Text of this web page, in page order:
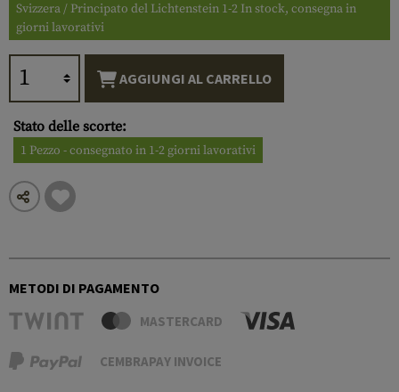
Svizzera / Principato del Lichtenstein 1-2 In stock, consegna in
giorni lavorativi
AGGIUNGI AL CARRELLO
Stato delle scorte:
1 Pezzo - consegnato in 1-2 giorni lavorativi
METODI DI PAGAMENTO
MASTERCARD
CEMBRAPAY INVOICE